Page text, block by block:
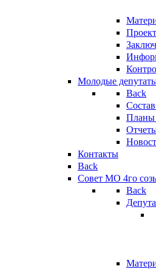
Молодые
Back
Контакты
Back
Совет МО 4го
Back